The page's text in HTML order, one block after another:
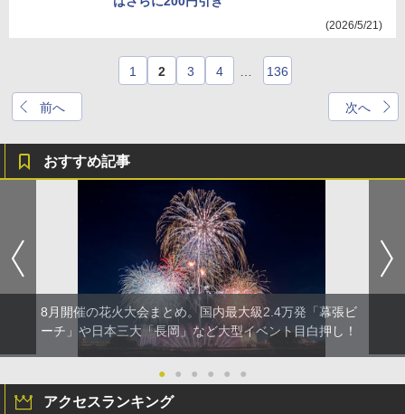
(2026/5/21)
前へ
1 2 3 4 136
次へ
おすすめ記事
8月開催の花火大会まとめ。国内最大級2.4万発「幕張ビ
ーチ」や日本三大「長岡」など大型イベント目白押し！
● ● ● ● ● ●
アクセスランキング